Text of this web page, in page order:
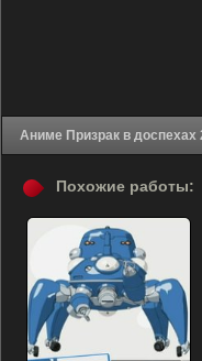
Похожие работы: